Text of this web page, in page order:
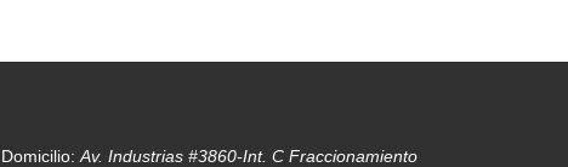
Domicilio: Av. Industrias #3860-Int. C Fraccionamiento